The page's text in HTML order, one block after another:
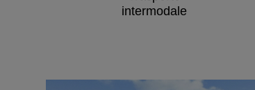
intermodale